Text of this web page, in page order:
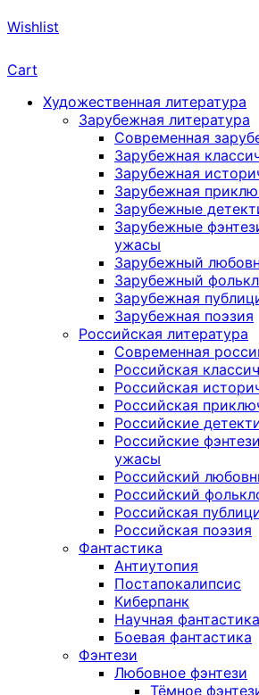
Wishlist
Cart
Художественная литература
Зарубежная литература
Современная
Зарубежная
Зарубежная
Зарубежная
Зарубежные
Зарубежные
ужасы
Зарубежный
Зарубежный
Зарубежная
Зарубежная поэзия
Российская литература
Современная
Российская
Российская
Российская
Российские
Российские
ужасы
Российский
Российский
Российская
Российская поэзия
Фантастика
Антиутопия
Постапокалипсис
Киберпанк
Научная фантастика
Боевая фантастика
Фэнтези
Любовное фэнтези
Тёмное